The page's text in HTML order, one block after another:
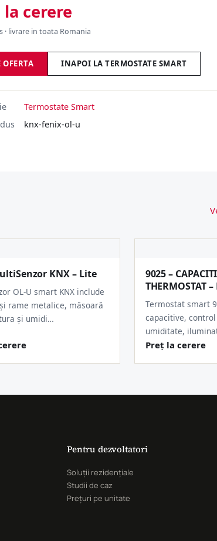
la cerere
· livrare in toata Romania
OFERTA INAPOI LA TERMOSTATE SMART
Termostate Smart
knx-fenix-ol-u
KNX – Lite
OL-U smart KNX include
rame metalice, măsoară
și umidi…
9025 –
THERMOSTAT –
Termostat smart
capacitive,
umiditate,
Preț la cerere
Pentru dezvoltatori
Soluții rezidențiale
Studii de caz
Prețuri pe unitate